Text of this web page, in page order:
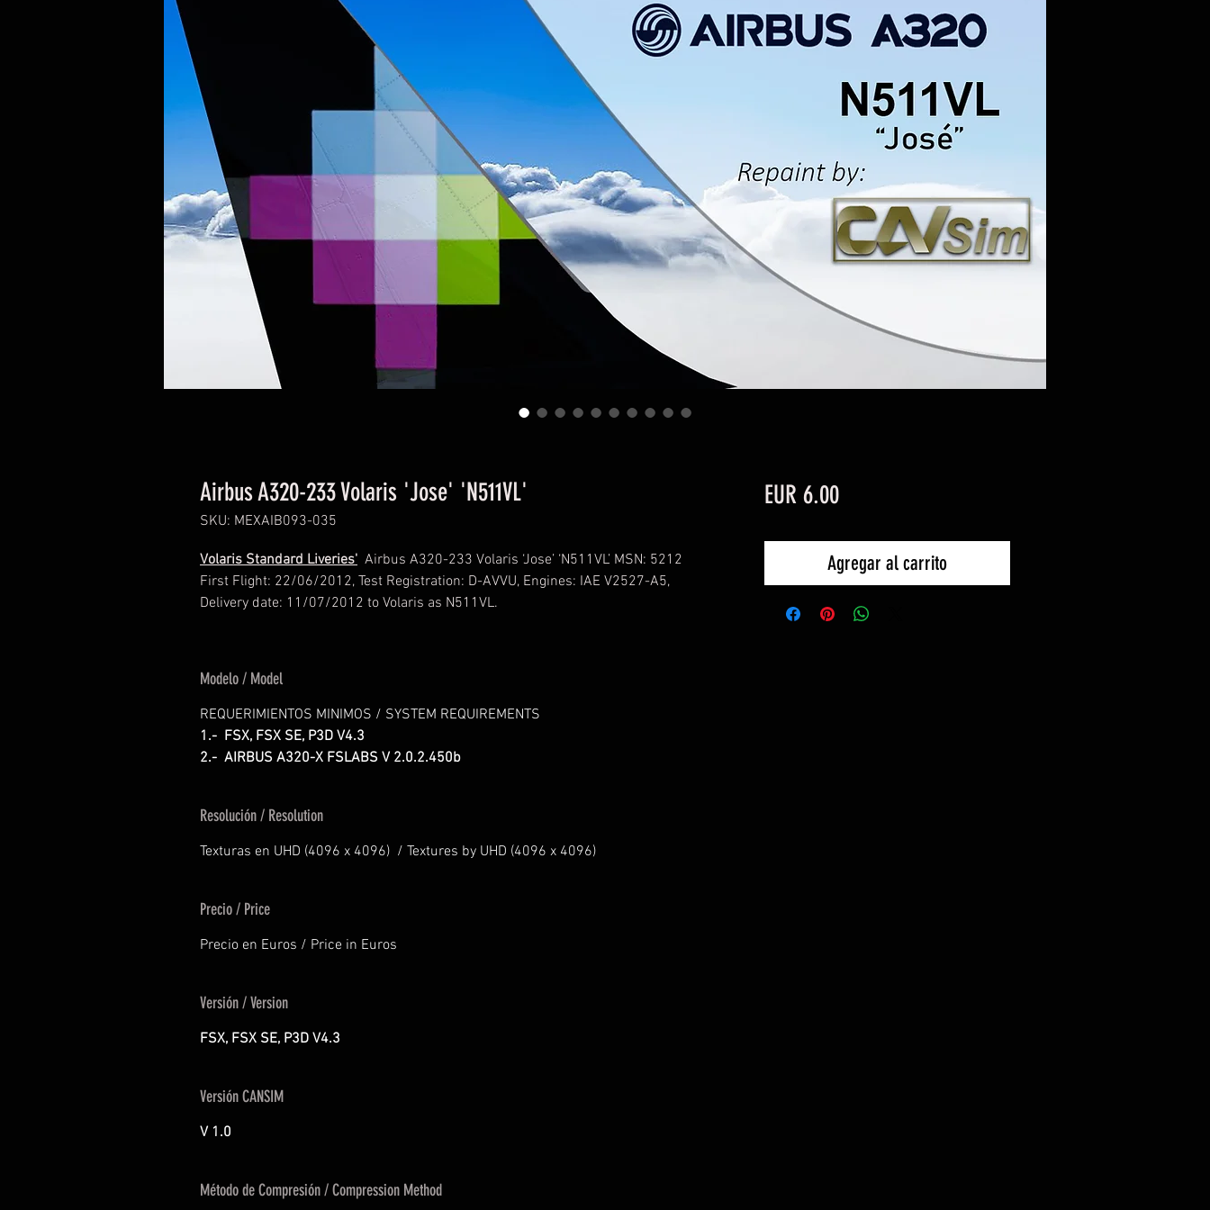
Airbus A320-233 Volaris 'Jose' 'N511VL'
SKU: MEXAIB093-035
Volaris Standard Liveries' Airbus A320-233 Volaris ‘Jose’ ‘N511VL’ MSN: 5212
First Flight: 22/06/2012, Test Registration: D-AVVU, Engines: IAE V2527-A5,
Delivery date: 11/07/2012 to Volaris as N511VL.
Modelo / Model
REQUERIMIENTOS MINIMOS / SYSTEM REQUIREMENTS
1.- FSX, FSX SE, P3D V4.3
2.- AIRBUS A320-X FSLABS V 2.0.2.450b
Resolución / Resolution
Texturas en UHD (4096 x 4096) / Textures by UHD (4096 x 4096)
Precio / Price
Precio en Euros / Price in Euros
Versión / Version
FSX, FSX SE, P3D V4.3
Versión CANSIM
V 1.0
Método de Compresión / Compression Method
EUR 6.00Precio
Agregar al carrito